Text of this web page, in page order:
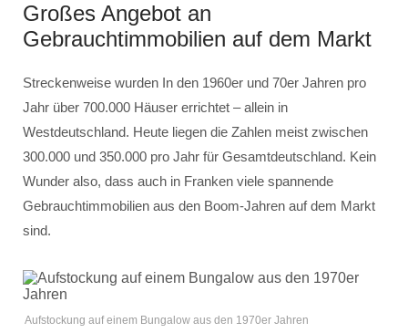
Großes Angebot an
Gebrauchtimmobilien auf dem Markt
Streckenweise wurden In den 1960er und 70er Jahren pro
Jahr über 700.000 Häuser errichtet – allein in
Westdeutschland. Heute liegen die Zahlen meist zwischen
300.000 und 350.000 pro Jahr für Gesamtdeutschland. Kein
Wunder also, dass auch in Franken viele spannende
Gebrauchtimmobilien aus den Boom-Jahren auf dem Markt
sind.
Aufstockung auf einem Bungalow aus den 1970er Jahren